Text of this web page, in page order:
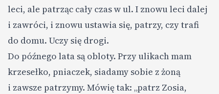
leci, ale patrząc cały czas w ul. I znowu leci dalej
i zawróci, i znowu ustawia się, patrzy, czy trafi
do domu. Uczy się drogi.
Do późnego lata są obloty. Przy ulikach mam
krzesełko, pniaczek, siadamy sobie z żoną
i zawsze patrzymy. Mówię tak: „patrz Zosia,